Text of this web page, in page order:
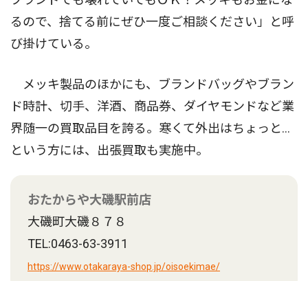
るので、捨てる前にぜひ一度ご相談ください」と呼
び掛けている。
メッキ製品のほかにも、ブランドバッグやブラン
ド時計、切手、洋酒、商品券、ダイヤモンドなど業
界随一の買取品目を誇る。寒くて外出はちょっと…
という方には、出張買取も実施中。
おたからや大磯駅前店
大磯町大磯８７８
TEL:0463-63-3911
https://www.otakaraya-shop.jp/oisoekimae/